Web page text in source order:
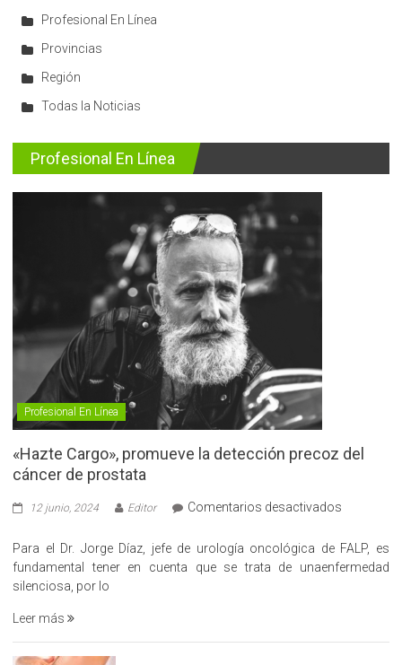
Profesional En Línea
Provincias
Región
Todas la Noticias
Profesional En Línea
Profesional En Línea
«Hazte Cargo», promueve la detección precoz del
cáncer de prostata
12 junio, 2024 Editor Comentarios desactivados
Cargo»,
promueve
del
Para el Dr. Jorge Díaz, jefe de urología oncológica de FALP, es
fundamental tener en cuenta que se trata de unaenfermedad
silenciosa, por lo
Leer más